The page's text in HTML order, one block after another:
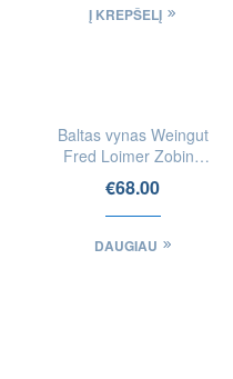
Į KREPŠELĮ
FIZINĖSE
PARDUOTUVĖSE
Baltas vynas Weingut
Fred Loimer Zobing
Heiligenstein Riesling
€68.00
DAUGIAU